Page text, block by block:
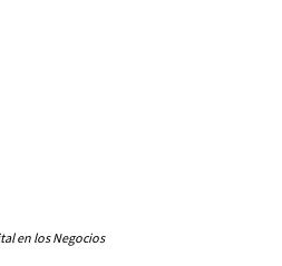
Maestría Tecnológica en Desarrollo e Innovación Digital en los Negocios